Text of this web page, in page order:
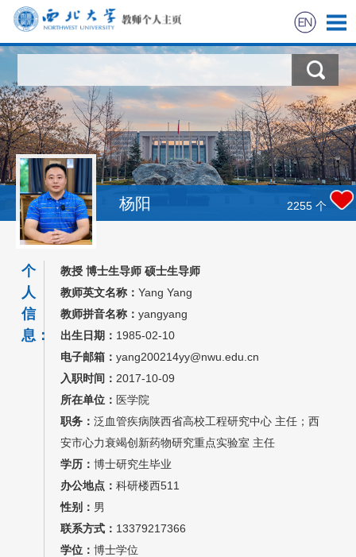
科学研究
教学研究
获奖信息
招生信息
学生信息
我的相册
教师博客
杨阳 2255 个
个
人
信
息：
教授 博士生导师 硕士生导师
教师英文名称： Yang Yang
教师拼音名称： yangyang
出生日期： 1985-02-10
电子邮箱： yang200214yy@nwu.edu.cn
入职时间： 2017-10-09
所在单位： 医学院
职务： 泛血管疾病陕西省高校工程研究中心 主任；西
安市心力衰竭创新药物研究重点实验室 主任
学历： 博士研究生毕业
办公地点： 科研楼西511
性别： 男
联系方式： 13379217366
学位： 博士学位